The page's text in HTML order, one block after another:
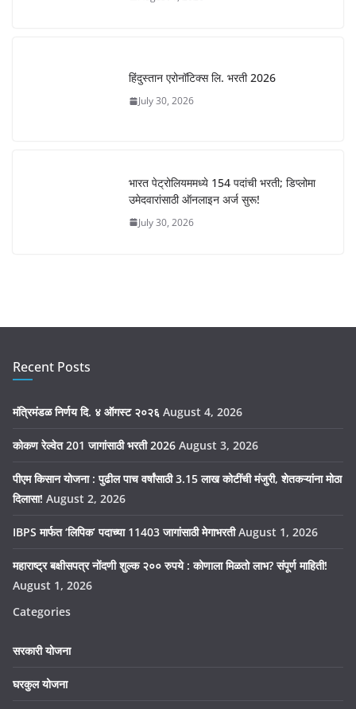
हिंदुस्तान एरोनॉटिक्स लि. भरती 2026
July 30, 2026
भारत पेट्रोलियममध्ये 154 पदांची भरती; डिप्लोमा
उमेदवारांसाठी ऑनलाइन अर्ज सुरू!
July 30, 2026
Recent Posts
मंत्रिमंडळ निर्णय दि. ४ ऑगस्ट २०२६ August 4, 2026
कोकण रेल्वेत 201 जागांसाठी भरती 2026 August 3, 2026
पीएम किसान योजना : पुढील पाच वर्षांसाठी 3.15 लाख कोटींची मंजुरी, शेतकऱ्यांना मोठा
दिलासा! August 2, 2026
IBPS मार्फत ‘लिपिक’ पदाच्या 11403 जागांसाठी मेगाभरती August 1, 2026
महाराष्ट्र बक्षीसपत्र नोंदणी शुल्क २०० रुपये : कोणाला मिळतो लाभ? संपूर्ण माहिती!
August 1, 2026
Categories
सरकारी योजना
घरकुल योजना